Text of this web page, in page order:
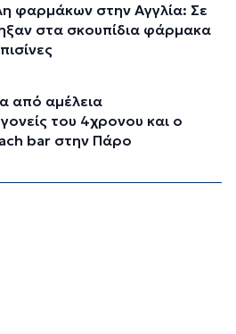
φαρμάκων στην Αγγλία: Σε
στα σκουπίδια φάρμακα
από αμέλεια
του 4χρονου και ο
bar στην Πάρο